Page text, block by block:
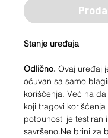
Stanje uređaja
Odlično. Ovaj uređaj
očuvan sa samo
korišćenja. Već na
koji tragovi korišćenja
potpunosti je testiran
savršeno.Ne brini za